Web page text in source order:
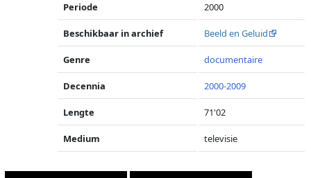
Periode 2000
Beschikbaar in archief Beeld en Geluid
Genre documentaire
Decennia 2000-2009
Lengte 71'02
Medium televisie